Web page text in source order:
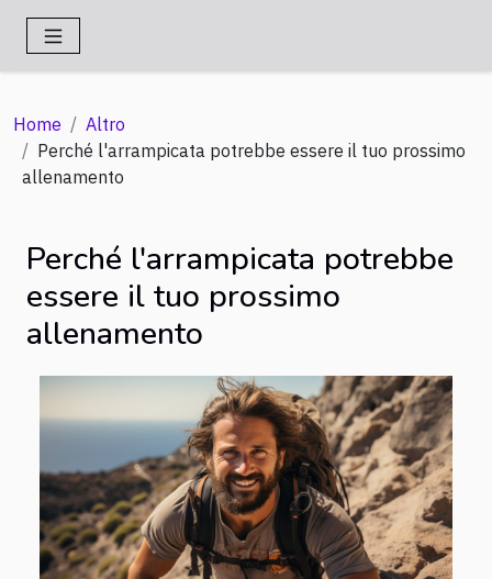
Home
Altro
Perché l'arrampicata potrebbe essere il tuo prossimo
allenamento
Perché l'arrampicata potrebbe
essere il tuo prossimo
allenamento